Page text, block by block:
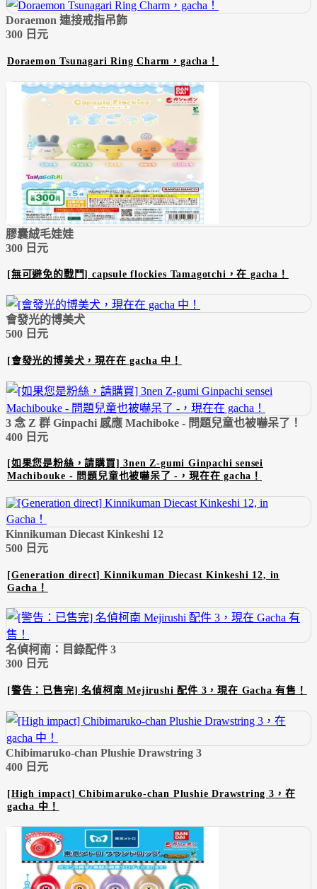
Doraemon 連接戒指吊飾
300 日元
Doraemon Tsunagari Ring Charm，gacha！
膠囊絨毛娃娃
300 日元
[無可避免的戰鬥] capsule flockies Tamagotchi，在 gacha！
會發光的博美犬
500 日元
[會發光的博美犬，現在在 gacha 中！
3 念 Z 群 Ginpachi 感應 Machiboke - 問題兒童也被嚇呆了！
400 日元
[如果您是粉絲，請購買] 3nen Z-gumi Ginpachi sensei
Machibouke - 問題兒童也被嚇呆了 -，現在在 gacha！
Kinnikuman Diecast Kinkeshi 12
500 日元
[Generation direct] Kinnikuman Diecast Kinkeshi 12, in
Gacha！
名偵柯南：目錄配件 3
300 日元
[警告：已售完] 名偵柯南 Mejirushi 配件 3，現在 Gacha 有售！
Chibimaruko-chan Plushie Drawstring 3
400 日元
[High impact] Chibimaruko-chan Plushie Drawstring 3，在
gacha 中！